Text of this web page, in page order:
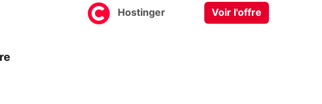
Hostinger Voir l'offre